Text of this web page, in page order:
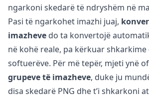
ngarkoni skedarë të ndryshëm në
Pasi të ngarkohet imazhi juaj,
imazheve do ta konvertojë
në kohë reale, pa kërkuar
softuerëve. Për më tepër, mjeti ynë
grupeve të imazheve, duke ju
disa skedarë PNG dhe t’i shkarkoni